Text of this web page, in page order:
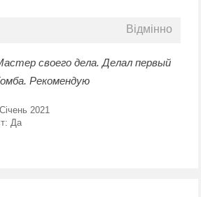
Відмінно
своего дела. Делал первый
Рекомендую
Січень 2021
Да